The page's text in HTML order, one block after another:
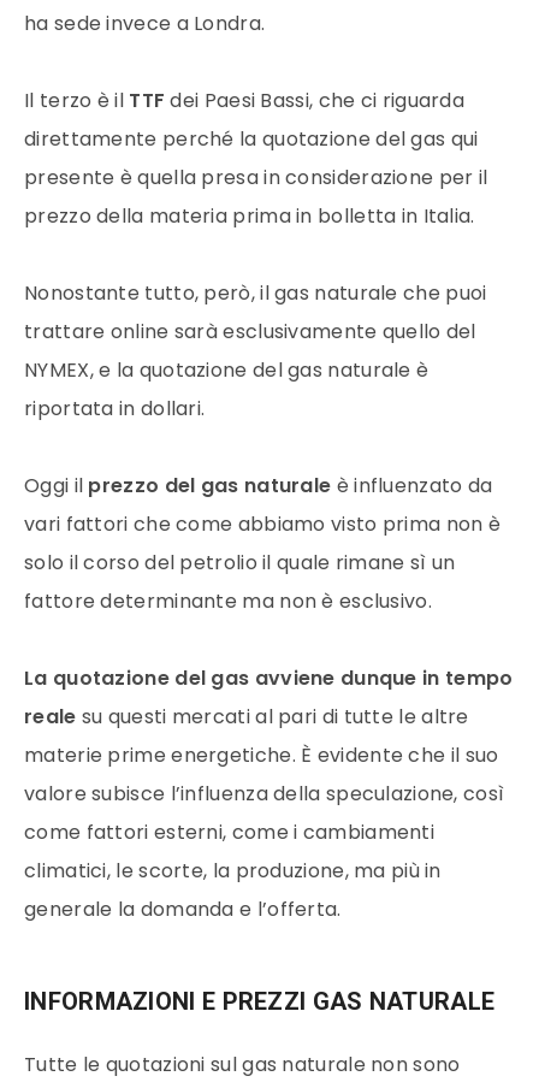
ha sede invece a Londra.
Il terzo è il TTF dei Paesi Bassi, che ci riguarda
direttamente perché la quotazione del gas qui
presente è quella presa in considerazione per il
prezzo della materia prima in bolletta in Italia.
Nonostante tutto, però, ilgas naturale che puoi
trattare online sarà esclusivamente quello del
NYMEX, e la quotazione delgas naturale è
riportata in dollari.
Oggi il prezzo del gas naturale è influenzato da
vari fattori che come abbiamo visto prima non è
solo il corso del petrolio il quale rimane sì un
fattore determinante ma non è esclusivo.
La quotazione del gas avviene dunque in tempo
reale su questi mercatial pari di tutte le altre
materie prime energetiche. È evidente che il suo
valore subisce l’influenza della speculazione, così
come fattori esterni, come i cambiamenti
climatici, le scorte, la produzione, ma più in
generale la domanda e l’offerta.
INFORMAZIONI E PREZZI GAS NATURALE
Tutte le quotazioni sulgas naturale non sono